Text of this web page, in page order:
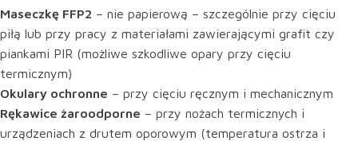
Maseczkę FFP2 – nie papierową – szczególnie przy cięciu
piłą lub przy pracy z materiałami zawierającymi grafit czy
piankami PIR (możliwe szkodliwe opary przy cięciu
termicznym)
Okulary ochronne – przy cięciu ręcznym i mechanicznym
Rękawice żaroodporne – przy nożach termicznych i
urządzeniach z drutem oporowym (temperatura ostrza i